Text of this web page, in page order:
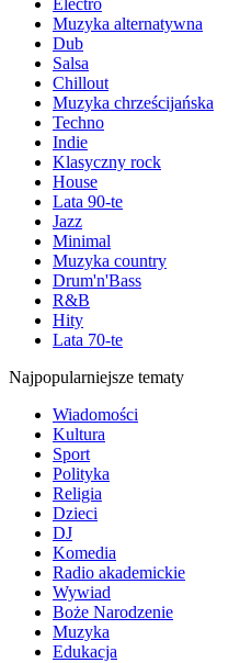
Electro
Muzyka alternatywna
Dub
Salsa
Chillout
Muzyka chrześcijańska
Techno
Indie
Klasyczny rock
House
Lata 90-te
Jazz
Minimal
Muzyka country
Drum'n'Bass
R&B
Hity
Lata 70-te
Najpopularniejsze tematy
Wiadomości
Kultura
Sport
Polityka
Religia
Dzieci
DJ
Komedia
Radio akademickie
Wywiad
Boże Narodzenie
Muzyka
Edukacja